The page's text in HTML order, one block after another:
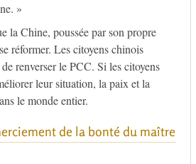
»
la Chine, poussée par son propre
réformer. Les citoyens chinois
renverser le PCC. Si les citoyens
leur situation, la paix et la
le monde entier.
de la bonté du maître